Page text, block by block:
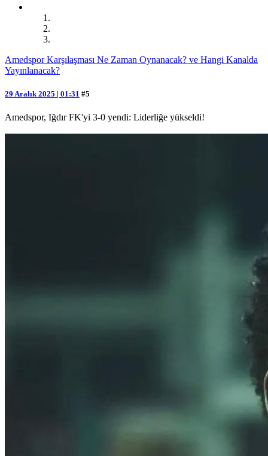
Amedspor Karşılaşması Ne Zaman Oynanacak? ve Hangi Kanalda
Yayınlanacak?
29 Aralık 2025 | 01:31 #5
Amedspor, Iğdır FK'yi 3-0 yendi: Liderliğe yükseldi!